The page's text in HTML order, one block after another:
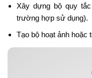
Xây dựng bộ quy
trường hợp sử dụng).
Tạo bộ hoạt ảnh hoặc